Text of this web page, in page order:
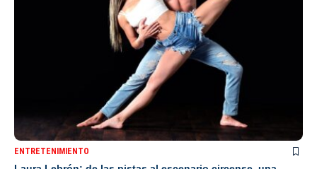
ENTRETENIMIENTO